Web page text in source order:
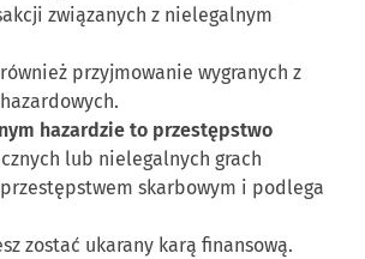
związanych z nielegalnym
przyjmowanie wygranych z
hazardzie to przestępstwo
lub nielegalnych grach
skarbowym i podlega
zostać ukarany karą finansową.